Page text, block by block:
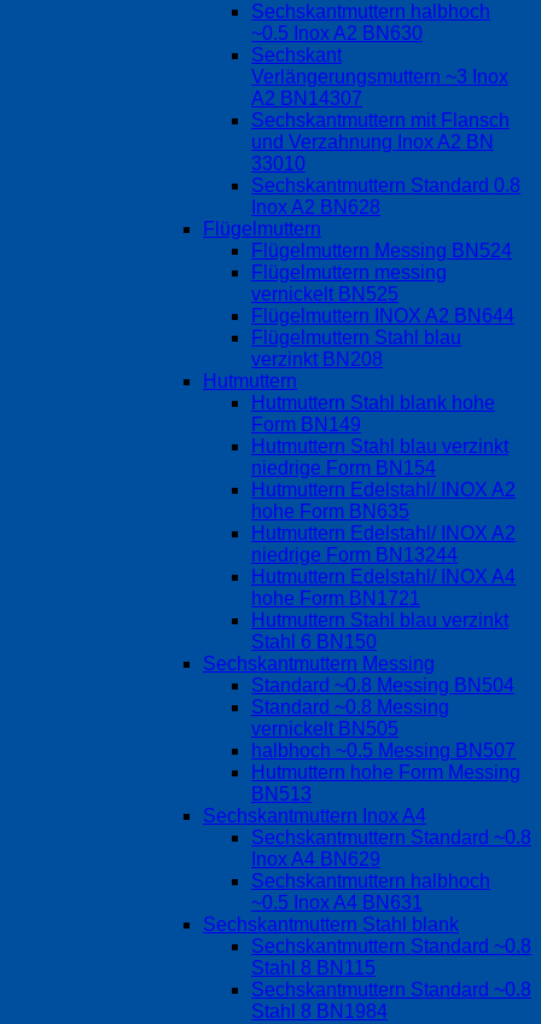
Sechskantmuttern halbhoch
~0.5 Inox A2 BN630
Sechskant
Verlängerungsmuttern ~3 Inox
A2 BN14307
Sechskantmuttern mit Flansch
und Verzahnung Inox A2 BN
33010
Sechskantmuttern Standard 0.8
Inox A2 BN628
Flügelmuttern
Flügelmuttern Messing BN524
Flügelmuttern messing
vernickelt BN525
Flügelmuttern INOX A2 BN644
Flügelmuttern Stahl blau
verzinkt BN208
Hutmuttern
Hutmuttern Stahl blank hohe
Form BN149
Hutmuttern Stahl blau verzinkt
niedrige Form BN154
Hutmuttern Edelstahl/ INOX A2
hohe Form BN635
Hutmuttern Edelstahl/ INOX A2
niedrige Form BN13244
Hutmuttern Edelstahl/ INOX A4
hohe Form BN1721
Hutmuttern Stahl blau verzinkt
Stahl 6 BN150
Sechskantmuttern Messing
Standard ~0.8 Messing BN504
Standard ~0.8 Messing
vernickelt BN505
halbhoch ~0.5 Messing BN507
Hutmuttern hohe Form Messing
BN513
Sechskantmuttern Inox A4
Sechskantmuttern Standard ~0.8
Inox A4 BN629
Sechskantmuttern halbhoch
~0.5 Inox A4 BN631
Sechskantmuttern Stahl blank
Sechskantmuttern Standard ~0.8
Stahl 8 BN115
Sechskantmuttern Standard ~0.8
Stahl 8 BN1984